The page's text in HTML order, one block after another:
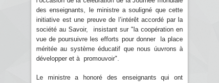
des enseignants, le ministre a souligné que cette
initiative est une preuve de l’intérêt accordé par la
société au Savoir, insistant sur "la coopération en
vue de poursuivre les efforts pour donner la place
méritée au système éducatif que nous úuvrons à
développer et à promouvoir".
Le ministre a honoré des enseignants qui ont